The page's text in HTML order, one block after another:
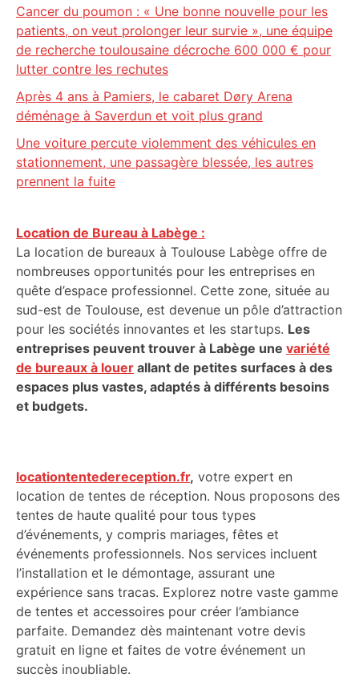
Cancer du poumon : « Une bonne nouvelle pour les
patients, on veut prolonger leur survie », une équipe
de recherche toulousaine décroche 600 000 € pour
lutter contre les rechutes
Après 4 ans à Pamiers, le cabaret Døry Arena
déménage à Saverdun et voit plus grand
Une voiture percute violemment des véhicules en
stationnement, une passagère blessée, les autres
prennent la fuite
Location de Bureau à Labège :
La location de bureaux à Toulouse Labège offre de
nombreuses opportunités pour les entreprises en
quête d’espace professionnel. Cette zone, située au
sud-est de Toulouse, est devenue un pôle d’attraction
pour les sociétés innovantes et les startups. Les
entreprises peuvent trouver à Labège une variété
de bureaux à louer allant de petites surfaces à des
espaces plus vastes, adaptés à différents besoins
et budgets.
locationtentedereception.fr, votre expert en
location de tentes de réception. Nous proposons des
tentes de haute qualité pour tous types
d’événements, y compris mariages, fêtes et
événements professionnels. Nos services incluent
l’installation et le démontage, assurant une
expérience sans tracas. Explorez notre vaste gamme
de tentes et accessoires pour créer l’ambiance
parfaite. Demandez dès maintenant votre devis
gratuit en ligne et faites de votre événement un
succès inoubliable.